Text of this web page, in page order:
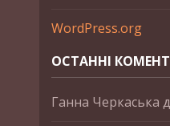
WordPress.org
ОСТАННІ
Ганна Черкаська